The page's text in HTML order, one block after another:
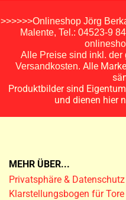
>>>>>>Onlineshop Jörg
Malente, Tel.: 04523-9
Alle Preise sind inkl. der
Versandkosten. Alle
Produktbilder sind
und dienen hier
MEHR ÜBER...
Privatsphäre & Datenschutz
Klarstellungsbogen für Tore